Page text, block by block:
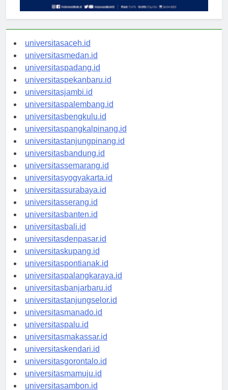
universitasaceh.id
universitasmedan.id
universitaspadang.id
universitaspekanbaru.id
universitasjambi.id
universitaspalembang.id
universitasbengkulu.id
universitaspangkalpinang.id
universitastanjungpinang.id
universitasbandung.id
universitassemarang.id
universitasyogyakarta.id
universitassurabaya.id
universitasserang.id
universitasbanten.id
universitasbali.id
universitasdenpasar.id
universitaskupang.id
universitaspontianak.id
universitaspalangkaraya.id
universitasbanjarbaru.id
universitastanjungselor.id
universitasmanado.id
universitaspalu.id
universitasmakassar.id
universitaskendari.id
universitasgorontalo.id
universitasmamuju.id